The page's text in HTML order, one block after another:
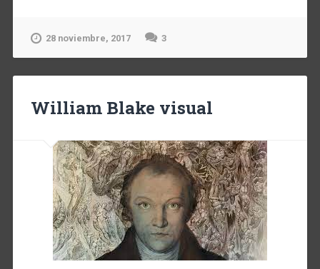
28 noviembre, 2017 3
William Blake visual